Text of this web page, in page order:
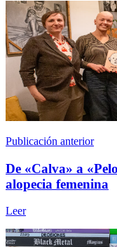
Publicación anterior
De «Calva» a
alopecia femenina
Leer